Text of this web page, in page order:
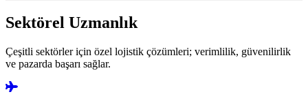
Sektörel Uzmanlık
Çeşitli sektörler için özel lojistik çözümleri; verimlilik, güvenilirlik
ve pazarda başarı sağlar.